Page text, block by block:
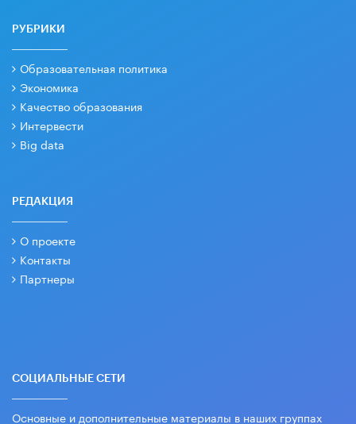
РУБРИКИ
Образовательная политика
Экономика
Качество образования
Интервести
Big data
РЕДАКЦИЯ
О проекте
Контакты
Партнеры
СОЦИАЛЬНЫЕ СЕТИ
Основные и дополнительные материалы в наших группах